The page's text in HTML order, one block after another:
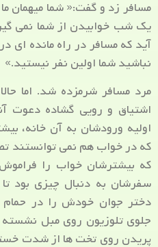
مسافر زد و گفت:« شما میهمان
یک شب خوابیدن از شما نمی
آید که مسافر در راه مانده ای
نباشید شما اولین نفر نیستید.»
مرد مسافر شرمزده شد. اما
اشتیاق و رویی گشاده دعوت
اولیه ورودشان به آن خانه،
که در خواب هم نمی توانستند
که بیشترشان خواب را
سفرشان به دنبال چیزی بود
دختر جوان خودش را در حمام
جلوی تلوزیون روی مبل نشسته
پریدن روی تخت ها از شدت